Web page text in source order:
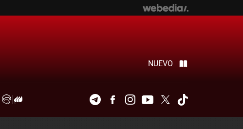
NUEVO
TelegramFacebookInstagramYoutubeTwitter